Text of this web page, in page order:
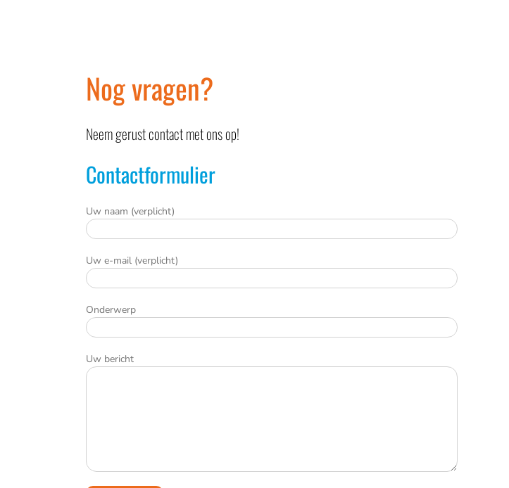
Nog vragen?
Neem gerust contact met ons op!
Contactformulier
Uw naam (verplicht)
Uw e-mail (verplicht)
Onderwerp
Uw bericht